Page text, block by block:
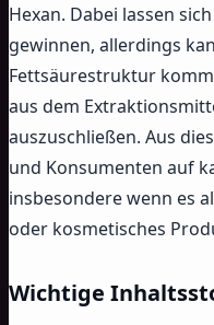
Hexan. Dabei lassen
gewinnen, allerdings
Fettsäurestruktur
aus dem
auszuschließen. Aus
und Konsumenten auf
insbesondere wenn es
oder kosmetisches
Wichtige